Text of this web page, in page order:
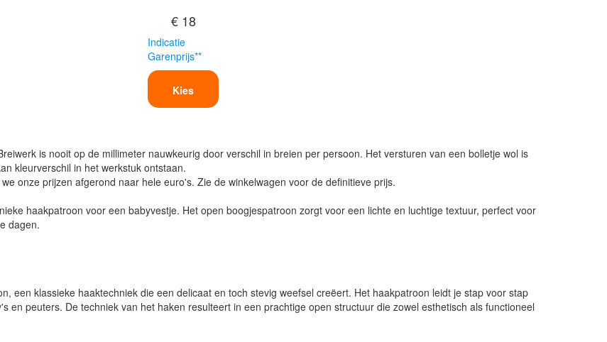
€ 18
Indicatie
Garenprijs**
Kies
is nooit op de millimeter nauwkeurig door verschil in breien per persoon. Het versturen van een bolletje wol is
kleurverschil in het werkstuk ontstaan.
onze prijzen afgerond naar hele euro's. Zie de winkelwagen voor de definitieve prijs.
haakpatroon voor een babyvestje. Het open boogjespatroon zorgt voor een lichte en luchtige textuur, perfect voor
dagen.
een klassieke haaktechniek die een delicaat en toch stevig weefsel creëert. Het haakpatroon leidt je stap voor stap
en peuters. De techniek van het haken resulteert in een prachtige open structuur die zowel esthetisch als functioneel